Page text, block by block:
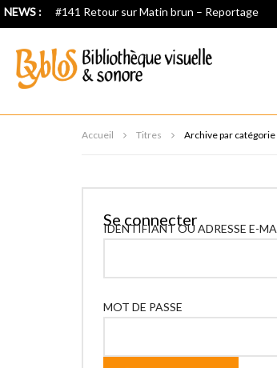
NEWS : #141 Retour sur Matin brun – Reportage
Accueil Titres Archive par
Se connecter
IDENTIFIANT OU ADRESSE E-
MOT DE PASSE